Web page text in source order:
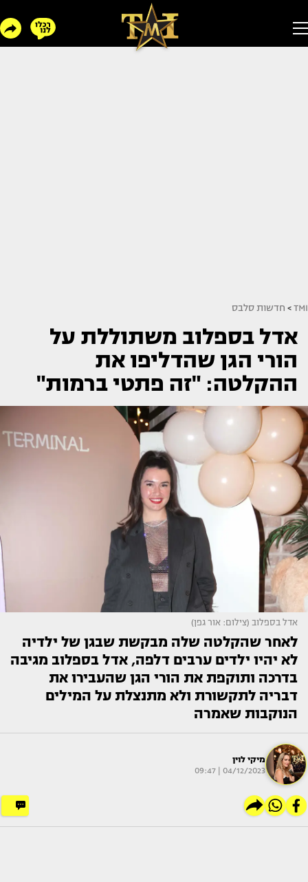
TMI
> חדשות סלבס
אדל בספלוב משתוללת על
הורי הגן שהדליפו את
ההקלטה: "זה פתטי ברמות"
אדל בספלוב (צילום: אור גפן)
לאחר שהקלטה שלה מבקשת שבגן של ילדיה
לא יהיו ילדים ערבים דלפה, אדל בספלוב מגיבה
בדרכה ותוקפת את הורי הגן שהעבירו את
דבריה לתקשורת ולא מתנצלת על המילים
הנוקבות שאמרה
מיקי לוין
04/12/2023 | 09:47